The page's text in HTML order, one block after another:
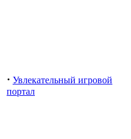
· Увлекательный игровой
портал